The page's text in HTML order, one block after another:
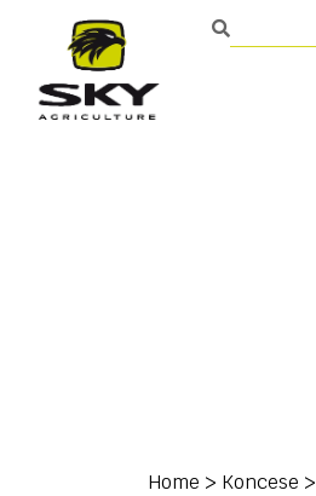
Home > Koncese >